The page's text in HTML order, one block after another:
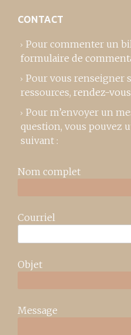
CONTACT
Pour commenter un
formulaire de
Pour vous renseigner
ressources, rendez-
Pour m’envoyer un
question, vous pouvez
suivant :
Nom complet
Courriel
Objet
Message